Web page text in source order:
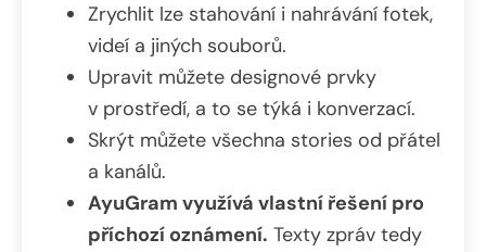
Zrychlit lze stahování i nahrávání fotek,
videí a jiných souborů.
Upravit můžete designové prvky
v prostředí, a to se týká i konverzací.
Skrýt můžete všechna stories od přátel
a kanálů.
AyuGram využívá vlastní řešení pro
příchozí oznámení. Texty zpráv tedy